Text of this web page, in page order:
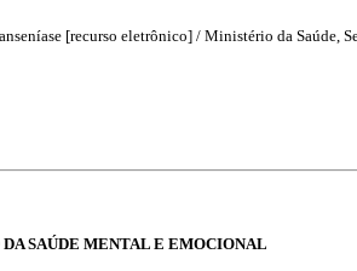
[recurso eletrônico] / Ministério da Saúde,
SAÚDE MENTAL E EMOCIONAL